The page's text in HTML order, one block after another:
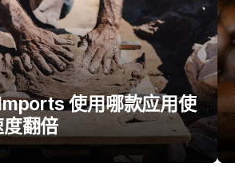
使用哪款应用使
翻倍